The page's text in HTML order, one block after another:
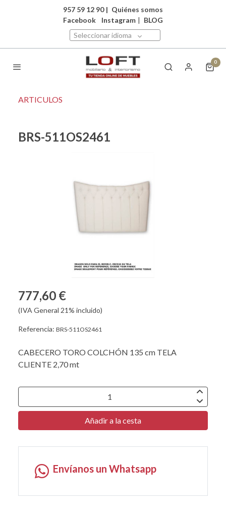
957 59 12 90 | Quiénes somos
Facebook
Instagram | BLOG
Seleccionar idioma
0
ARTICULOS
BRS-511OS2461
777,60 €
(IVA General 21% incluido)
Referencia: BRS-511OS2461
CABECERO TORO COLCHÓN 135 cm TELA
CLIENTE 2,70 mt
Añadir a la cesta
Envíanos un Whatsapp